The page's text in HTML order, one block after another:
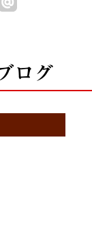
ログ